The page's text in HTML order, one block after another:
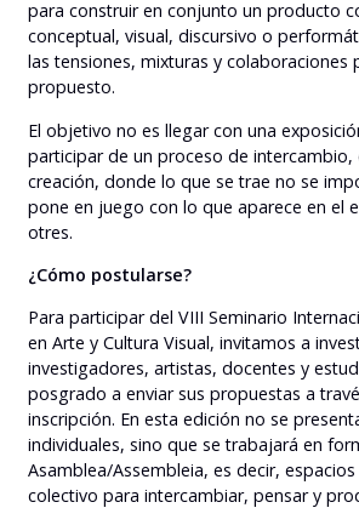
para construir en conjunto un producto
conceptual, visual, discursivo o
las tensiones, mixturas y colaboraciones
propuesto.
El objetivo no es llegar con una
participar de un proceso de intercambio,
creación, donde lo que se trae no se
pone en juego con lo que aparece en el
otres.
¿Cómo postularse?
Para participar del VIII Seminario
en Arte y Cultura Visual, invitamos a
investigadores, artistas, docentes y
posgrado a enviar sus propuestas a
inscripción. En esta edición no se
individuales, sino que se trabajará en
Asamblea/Assembleia, es decir,
colectivo para intercambiar, pensar y